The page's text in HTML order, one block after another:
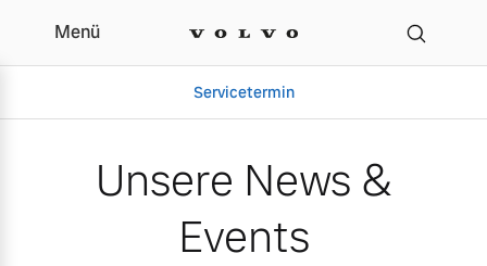
Unsere News & Events
Menü
Servicetermin
Unsere News &
Events